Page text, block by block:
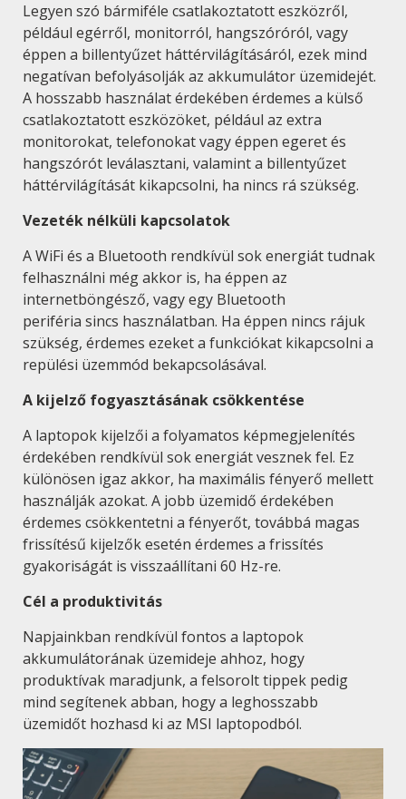
Legyen szó bármiféle csatlakoztatott eszközről,
például egérről, monitorról, hangszóróról, vagy
éppen a billentyűzet háttérvilágításáról, ezek mind
negatívan befolyásolják az akkumulátor üzemidejét.
A hosszabb használat érdekében érdemes a külső
csatlakoztatott eszközöket, például az extra
monitorokat, telefonokat vagy éppen egeret és
hangszórót leválasztani, valamint a billentyűzet
háttérvilágítását kikapcsolni, ha nincs rá szükség.
Vezeték nélküli kapcsolatok
A WiFi és a Bluetooth rendkívül sok energiát tudnak
felhasználni még akkor is, ha éppen az
internetböngésző, vagy egy Bluetooth
periféria sincs használatban. Ha éppen nincs rájuk
szükség, érdemes ezeket a funkciókat kikapcsolni a
repülési üzemmód bekapcsolásával.
A kijelző fogyasztásának csökkentése
A laptopok kijelzői a folyamatos képmegjelenítés
érdekében rendkívül sok energiát vesznek fel. Ez
különösen igaz akkor, ha maximális fényerő mellett
használják azokat. A jobb üzemidő érdekében
érdemes csökkentetni a fényerőt, továbbá magas
frissítésű kijelzők esetén érdemes a frissítés
gyakoriságát is visszaállítani 60 Hz-re.
Cél a produktivitás
Napjainkban rendkívül fontos a laptopok
akkumulátorának üzemideje ahhoz, hogy
produktívak maradjunk, a felsorolt tippek pedig
mind segítenek abban, hogy a leghosszabb
üzemidőt hozhasd ki az MSI laptopodból.